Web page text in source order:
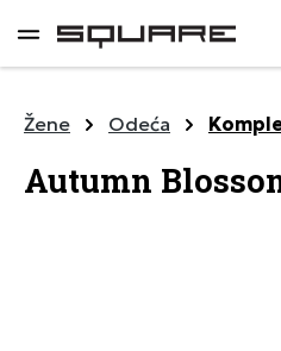
sadržaj
Žene Odeća
Autumn